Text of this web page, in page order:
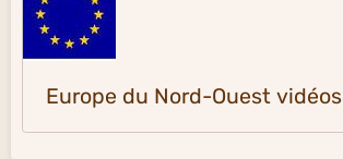
Europe du Nord-Ouest vidéos